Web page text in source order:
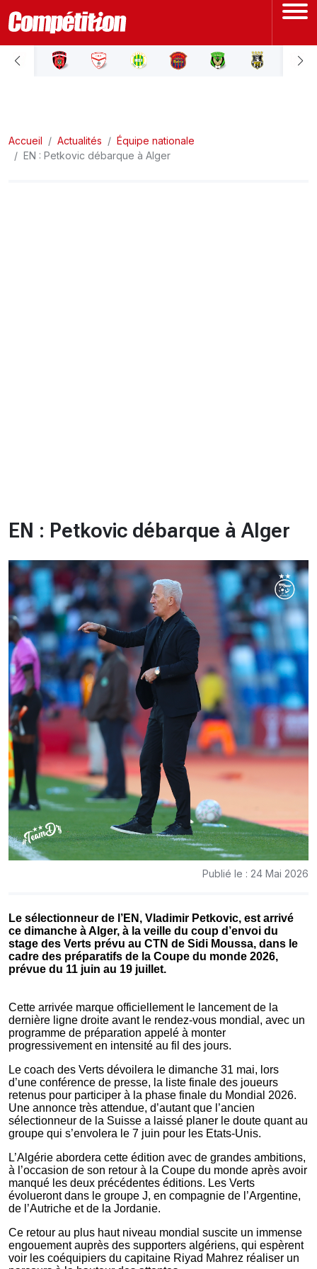
ACCUEIL
LIGUE 2
Accueil Actualités
Équipe nationale
EN : Petkovic débarque à Alger
EN : Petkovic débarque à Alger
Publié le : 24 Mai 2026
Le sélectionneur de l’EN, Vladimir Petkovic, est arrivé
ce dimanche à Alger, à la veille du coup d’envoi du
stage des Verts prévu au CTN de Sidi Moussa, dans le
cadre des préparatifs de la Coupe du monde 2026,
prévue du 11 juin au 19 juillet.
Cette arrivée marque officiellement le lancement de la
dernière ligne droite avant le rendez-vous mondial, avec un
programme de préparation appelé à monter
progressivement en intensité au fil des jours.
Le coach des Verts dévoilera le dimanche 31 mai, lors
d’une conférence de presse, la liste finale des joueurs
retenus pour participer à la phase finale du Mondial 2026.
Une annonce très attendue, d’autant que l’ancien
sélectionneur de la Suisse a laissé planer le doute quant au
groupe qui s’envolera le 7 juin pour les Etats-Unis.
L’Algérie abordera cette édition avec de grandes ambitions,
à l’occasion de son retour à la Coupe du monde après avoir
manqué les deux précédentes éditions. Les Verts
évolueront dans le groupe J, en compagnie de l’Argentine,
de l’Autriche et de la Jordanie.
Ce retour au plus haut niveau mondial suscite un immense
engouement auprès des supporters algériens, qui espèrent
voir les coéquipiers du capitaine Riyad Mahrez réaliser un